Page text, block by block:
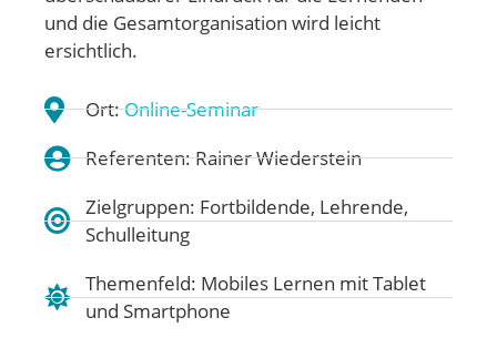
und die Gesamtorganisation wird leicht
ersichtlich.
Ort:Online-Seminar
Referenten: Rainer Wiederstein
Zielgruppen: Fortbildende, Lehrende,
Schulleitung
Themenfeld: Mobiles Lernen mit Tablet
und Smartphone